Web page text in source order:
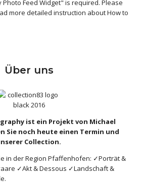
Feed Widget" is required. Please
more detailed instruction aboutHow to
Über uns
ist ein Projekt von Michael
Sie noch heute einen Termin und
Collection.
in der Region Pfaffenhofen: ✓Porträt &
✓Akt & Dessous ✓Landschaft &